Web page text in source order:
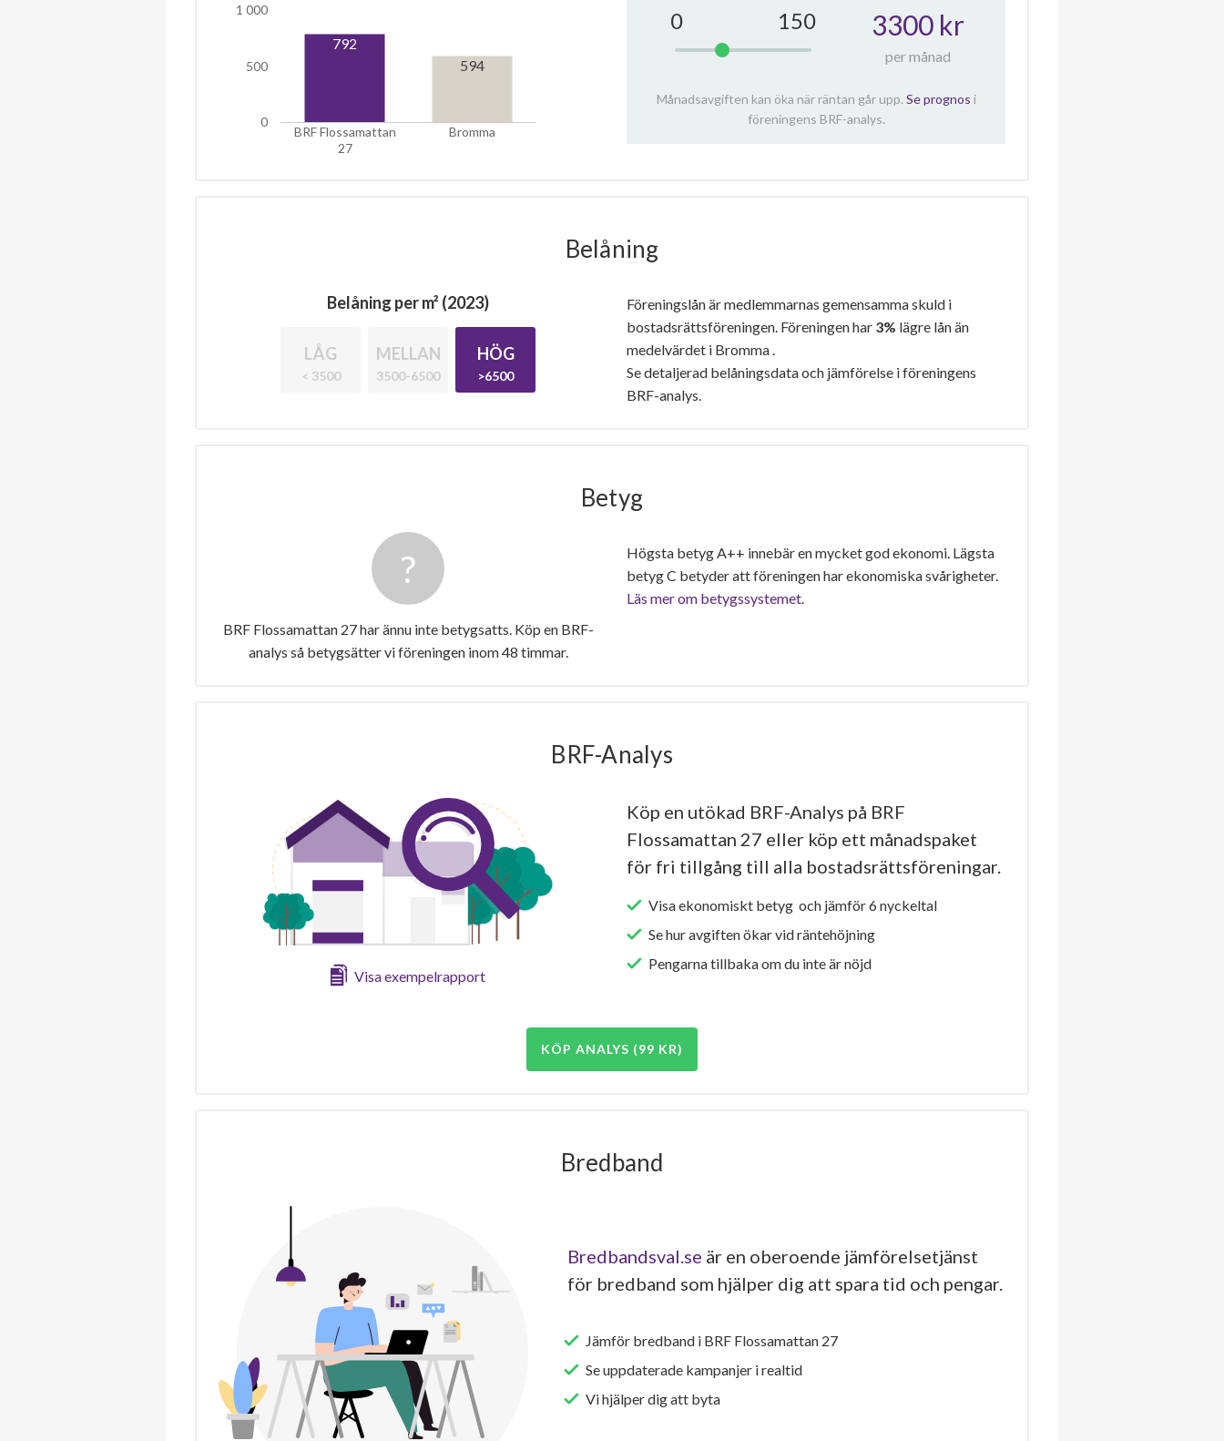
BRF Flossamattan
27
Bromma
0
500
1 000
792
594
0 150 3300 kr
per månad
Månadsavgiften kan öka när räntan går upp. Se prognos i
föreningens BRF-analys.
Belåning
Belåning per m² (2023)
LÅG
< 3500
MELLAN
3500-6500
HÖG
>6500
Föreningslån är medlemmarnas gemensamma skuld i
bostadsrättsföreningen. Föreningen har 3% lägre lån än
medelvärdet i Bromma .
Se detaljerad belåningsdata och jämförelse i föreningens
BRF-analys.
Betyg
BRF Flossamattan 27 har ännu inte betygsatts. Köp en BRF-
analys så betygsätter vi föreningen inom 48 timmar.
Högsta betyg A++ innebär en mycket god ekonomi. Lägsta
betyg C betyder att föreningen har ekonomiska svårigheter.
Läs mer om betygssystemet.
BRF-Analys
Visa exempelrapport
Köp en utökad BRF-Analys på BRF
Flossamattan 27 eller köp ett månadspaket
för fri tillgång till alla bostadsrättsföreningar.
Visa ekonomiskt betyg och jämför 6 nyckeltal
Se hur avgiften ökar vid räntehöjning
Pengarna tillbaka om du inte är nöjd
KÖP ANALYS (99 KR)
Bredband
Bredbandsval.se är en oberoende jämförelsetjänst
för bredband som hjälper dig att spara tid och pengar.
Jämför bredband i BRF Flossamattan 27
Se uppdaterade kampanjer i realtid
Vi hjälper dig att byta